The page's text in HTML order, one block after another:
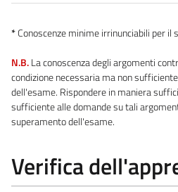
*Conoscenze minime irrinunciabili per il
N.B.La conoscenza degli argomenti
condizione necessaria ma non
dell'esame. Rispondere in maniera
sufficiente alle domande su tali
superamento dell'esame.
Verifica